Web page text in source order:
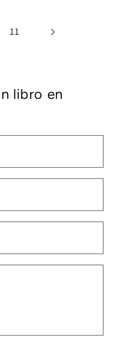
11
libro en